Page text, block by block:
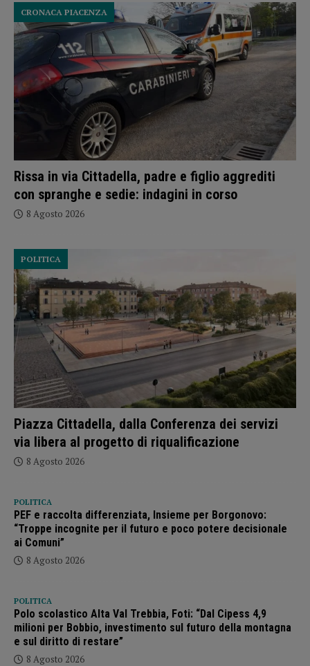
Rissa in via Cittadella, padre e figlio aggrediti
con spranghe e sedie: indagini in corso
CRONACA PIACENZA
8 Agosto 2026
Piazza Cittadella, dalla Conferenza dei servizi
via libera al progetto di riqualificazione
POLITICA
8 Agosto 2026
POLITICA
PEF e raccolta differenziata, Insieme per Borgonovo:
“Troppe incognite per il futuro e poco potere decisionale
ai Comuni”
8 Agosto 2026
POLITICA
Polo scolastico Alta Val Trebbia, Foti: “Dal Cipess 4,9
milioni per Bobbio, investimento sul futuro della montagna
e sul diritto di restare”
8 Agosto 2026